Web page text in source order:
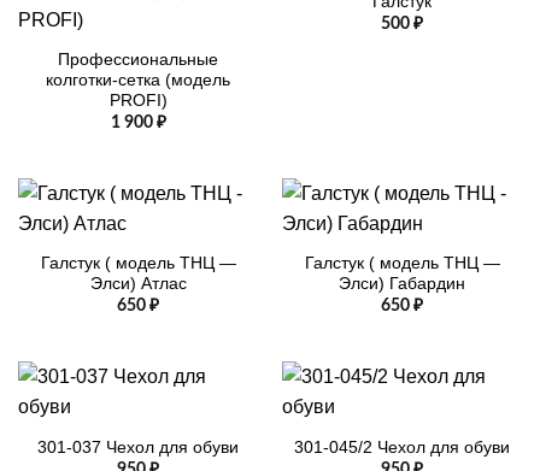
Профессиональные
колготки-сетка (модель
PROFI)
1 900 ₽
500 ₽
Галстук ( модель ТНЦ —
Элси) Атлас
650 ₽
Галстук ( модель ТНЦ —
Элси) Габардин
650 ₽
301-037 Чехол для обуви 301-045/2 Чехол для обуви